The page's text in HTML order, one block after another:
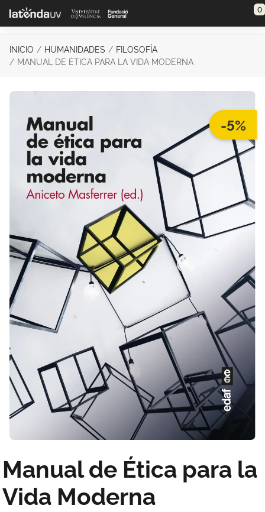
Saltar al contenido principal 0
INICIO HUMANIDADES
FILOSOFÍA
MANUAL DE ÉTICA PARA LA VIDA MODERNA
-5%
Manual de Ética para la
Vida Moderna